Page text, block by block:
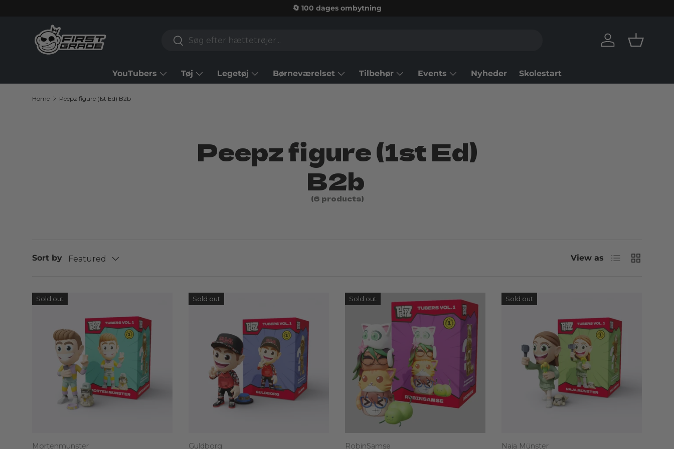
🔄 100 dages ombytning
Search
Search
Log in Basket
YouTubers Tøj Legetøj Børneværelset Tilbehør Events Nyheder Skolestart
Home Peepz figure (1st Ed) B2b
Peepz figure (1st Ed)
B2b
(6 products)
Sort by Featured View as List Grid
Sold out
Mortenmunster
Sold out
Guldborg
Sold out
RobinSamse
Sold out
Naja Münster